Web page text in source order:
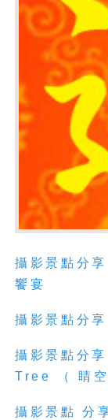
攝影景點分
饗宴
攝影景點分
攝影景點分
Tree （ 睛
攝影景點 分